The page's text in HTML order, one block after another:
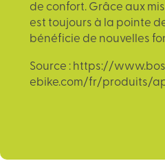
de confort. Grâce aux
est toujours à la pointe
bénéficie de nouvelles
Source : https://
ebike.com/fr/produits/